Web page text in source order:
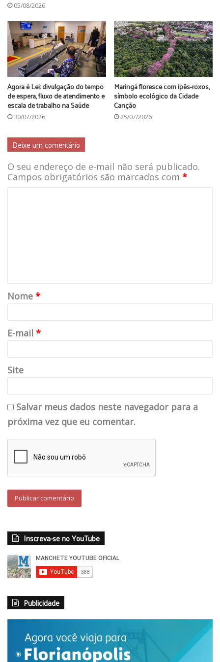
eficiência e um custo menor
Prefeito, Domingos Trevisan, o Procurador Geral do
Município, Alexis Kotsifas e o secretário de Fazenda, Laércio
Fondazzi. (foto Marquinhos Oliveira)
funcionários Maringá
prefeitura
servidores
vale alimentação
05/08/2026
Agora é Lei: divulgação do tempo
de espera, fluxo de atendimento e
escala de trabalho na Saúde
30/07/2026
Maringá floresce com ipês-roxos,
símbolo ecológico da Cidade
Canção
25/07/2026
Deixe um comentário
O seu endereço de e-mail não será publicado.
Campos obrigatórios são marcados com *
Nome *
E-mail *
Site
Salvar meus dados neste navegador para a
próxima vez que eu comentar.
Inscreva-se no YouTube
Publicidade